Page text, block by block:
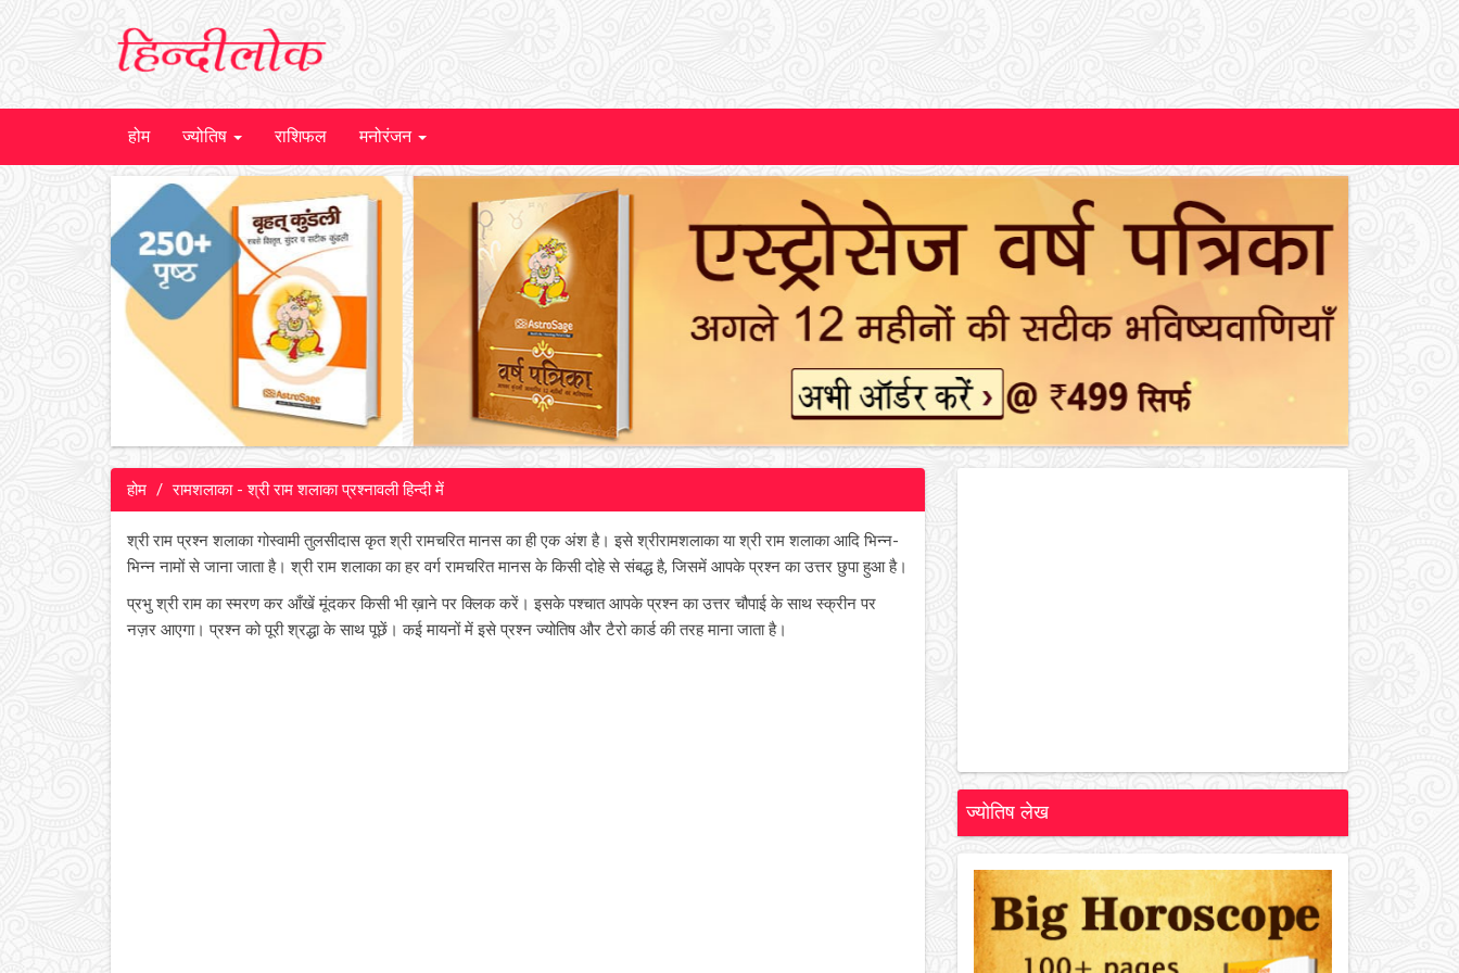
होम ज्योतिष राशिफल मनोरंजन
होम रामशलाका - श्री राम शलाका प्रश्नावली हिन्दी में
श्री राम प्रश्न शलाका गोस्वामी तुलसीदास कृत श्री रामचरित मानस का ही एक अंश है। इसे श्रीरामशलाका या श्री राम शलाका आदि भिन्न-
भिन्न नामों से जाना जाता है। श्री राम शलाका का हर वर्ग रामचरित मानस के किसी दोहे से संबद्ध है, जिसमें आपके प्रश्न का उत्तर छुपा हुआ है।
प्रभु श्री राम का स्मरण कर आँखें मूंदकर किसी भी ख़ाने पर क्लिक करें। इसके पश्चात आपके प्रश्न का उत्तर चौपाई के साथ स्क्रीन पर
नज़र आएगा। प्रश्न को पूरी श्रद्धा के साथ पूछें। कई मायनों में इसे प्रश्न ज्योतिष और टैरो कार्ड की तरह माना जाता है।
ज्योतिष लेख